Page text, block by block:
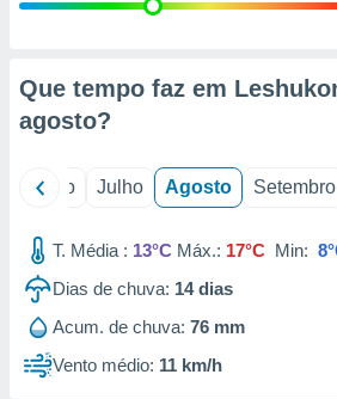
através
estudos
1199
Que tempo faz em
agosto?
Junho Julho Agosto Setembro
T. Média : 13°C Máx.: 17°C Min:
Dias de chuva: 14dias
Acum. de chuva: 76 mm
Vento médio: 11 km/h